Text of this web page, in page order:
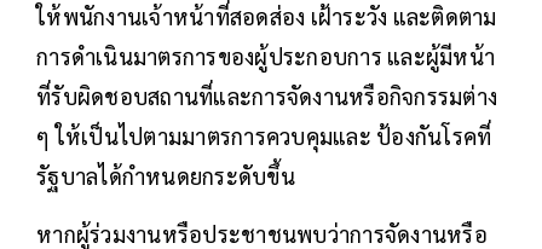
ให้พนักงานเจ้าหน้าที่สอดส่อง เฝ้าระวัง และติดตาม
การดำเนินมาตรการของผู้ประกอบการ และผู้มีหน้า
ที่รับผิดชอบสถานที่และการจัดงานหรือกิจกรรมต่าง
ๆ ให้เป็นไปตามมาตรการควบคุมและ ป้องกันโรคที่
รัฐบาลได้กำหนดยกระดับขึ้น
หากผู้ร่วมงานหรือประชาชนพบว่าการจัดงานหรือ